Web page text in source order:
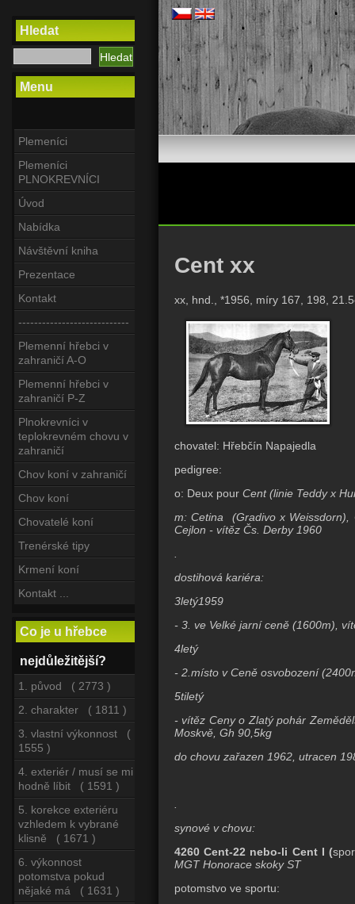
Hledat
Menu
Plemeníci
Plemeníci
PLNOKREVNÍCI
Úvod
Nabídka
Návštěvní kniha
Prezentace
Kontakt
----------------------------
Plemenní hřebci v
zahraničí A-O
Plemenní hřebci v
zahraničí P-Z
Plnokrevníci v
teplokrevném chovu v
zahraničí
Chov koní v zahraničí
Chov koní
Chovatelé koní
Trenérské tipy
Krmení koní
Kontakt ...
Co je u hřebce
nejdůležitější?
1. původ ( 2773 )
2. charakter ( 1811 )
3. vlastní výkonnost (
1555 )
4. exteriér / musí se mi
hodně líbit ( 1591 )
5. korekce exteriéru
vzhledem k vybrané
klisně ( 1671 )
6. výkonnost
potomstva pokud
nějaké má ( 1631 )
Cent xx
xx, hnd., *1956, míry 167, 198,
chovatel: Hřebčín Napajedla
pedigree:
o: Deux pour Cent (linie Teddy x
m: Cetina (Gradivo x Weissdorn),
Cejlon - vítěz Čs. Derby 1960
dostihová kariéra:
3letý1959
- 3. ve Velké jarní ceně (1600m),
4letý
- 2.místo v Ceně osvobození
5tiletý
- vítěz Ceny o Zlatý pohár
Moskvě, Gh 90,5kg
do chovu zařazen 1962, utracen
synové v chovu:
4260 Cent-22 nebo-li Cent I (
MGT Honorace skoky ST
potomstvo ve sportu: